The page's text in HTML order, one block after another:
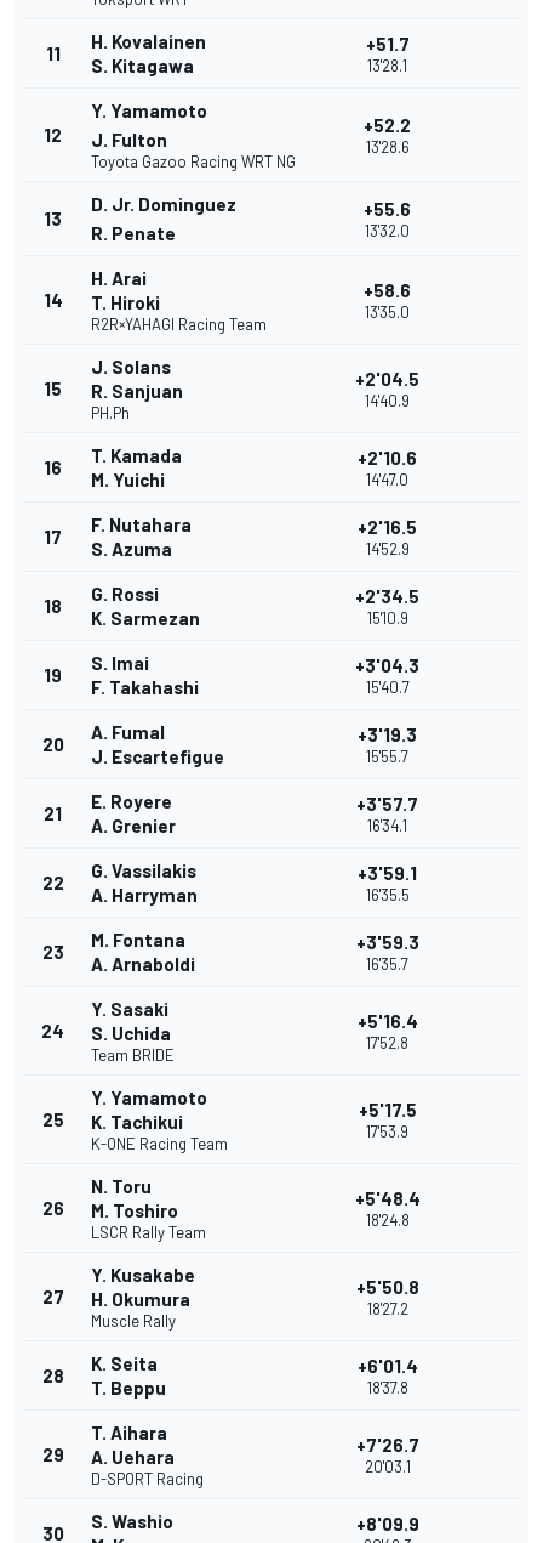
11
H. Kovalainen
S. Kitagawa
+51.7
13'28.1
12
Y. Yamamoto
J. Fulton
Toyota Gazoo Racing WRT NG
+52.2
13'28.6
13
D. Jr. Dominguez
R. Penate
+55.6
13'32.0
14
H. Arai
T. Hiroki
R2R×YAHAGI Racing Team
+58.6
13'35.0
15
J. Solans
R. Sanjuan
PH.Ph
+2'04.5
14'40.9
16
T. Kamada
M. Yuichi
+2'10.6
14'47.0
17
F. Nutahara
S. Azuma
+2'16.5
14'52.9
18
G. Rossi
K. Sarmezan
+2'34.5
15'10.9
19
S. Imai
F. Takahashi
+3'04.3
15'40.7
20
A. Fumal
J. Escartefigue
+3'19.3
15'55.7
21
E. Royere
A. Grenier
+3'57.7
16'34.1
22
G. Vassilakis
A. Harryman
+3'59.1
16'35.5
23
M. Fontana
A. Arnaboldi
+3'59.3
16'35.7
24
Y. Sasaki
S. Uchida
Team BRIDE
+5'16.4
17'52.8
25
Y. Yamamoto
K. Tachikui
K-ONE Racing Team
+5'17.5
17'53.9
26
N. Toru
M. Toshiro
LSCR Rally Team
+5'48.4
18'24.8
27
Y. Kusakabe
H. Okumura
Muscle Rally
+5'50.8
18'27.2
28
K. Seita
T. Beppu
+6'01.4
18'37.8
29
T. Aihara
A. Uehara
D-SPORT Racing
+7'26.7
20'03.1
30
S. Washio
+8'09.9